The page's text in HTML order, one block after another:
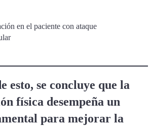
esto, se concluye que la
física desempeña un
para mejorar la